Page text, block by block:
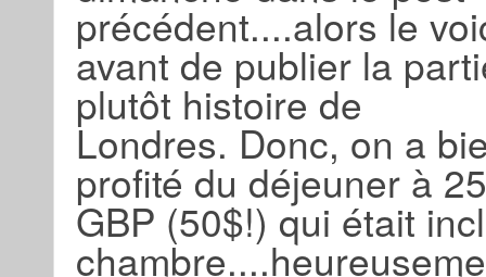
précédent....alors le
avant de publier la
plutôt histoire de
Londres. Donc, on a
profité du déjeuner à 25
GBP (50$!) qui était